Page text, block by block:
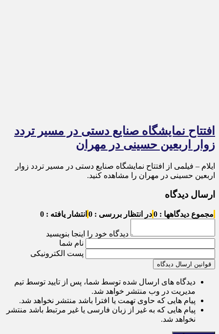
افتتاح نمایشگاه صنایع دستی در مسیر تردد
زوار اربعین حسینی در مهران
ایلام – فیلمی از افتتاح نمایشگاه صنایع دستی در مسیر تردد زوار
اربعین حسینی در مهران را مشاهده کنید.
ارسال دیدگاه
مجموع دیدگاهها : 0 در انتظار بررسی : 0 انتشار یافته : 0
دیدگاه خود را اینجا بنویسید
نام شما
پست الکترونیکی
قوانین ارسال دیدگاه
دیدگاه های ارسال شده توسط شما، پس از تایید توسط تیم
مدیریت در وب منتشر خواهد شد.
پیام هایی که حاوی تهمت یا افترا باشد منتشر نخواهد شد.
پیام هایی که به غیر از زبان فارسی یا غیر مرتبط باشد منتشر
نخواهد شد.